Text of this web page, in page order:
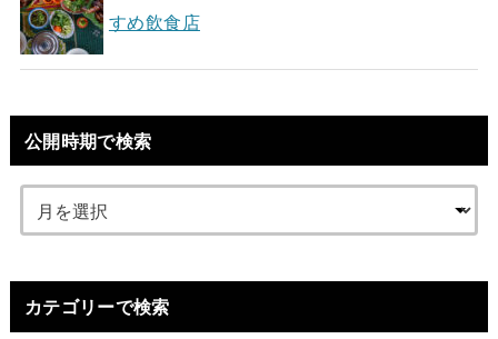
すめ飲食店
公開時期で検索
カテゴリーで検索